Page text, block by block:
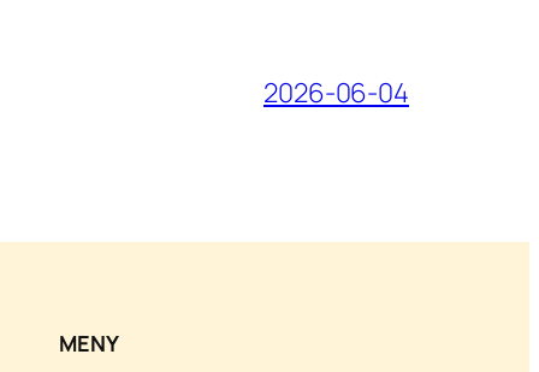
2026-06-04
MENY